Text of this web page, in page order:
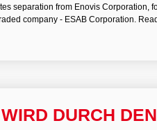
separation from Enovis Corporation,
company - ESAB Corporation.
DURCH